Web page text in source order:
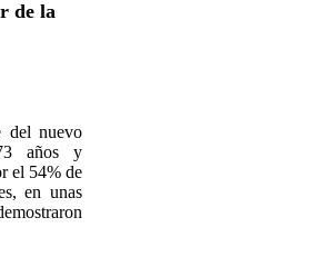
de la
del nuevo
años y
el 54% de
en unas